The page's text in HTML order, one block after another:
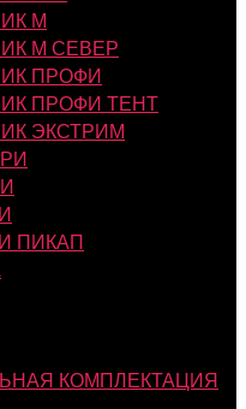
М
М СЕВЕР
ПРОФИ
ПРОФИ ТЕНТ
ЭКСТРИМ
ПИКАП
КОМПЛЕКТАЦИЯ